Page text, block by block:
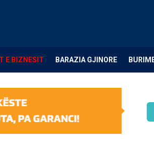
E BIZNESIT BARAZIA GJINORE